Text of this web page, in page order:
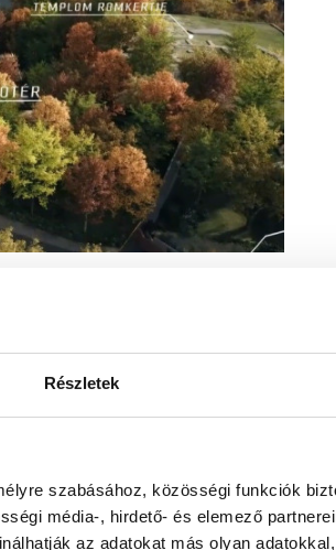
Részletek
szabásához, közösségi funkciók
média-, hirdető- és elemező
az adatokat más olyan
várossal, a
fizikailag is
ennél jóval
autók, a